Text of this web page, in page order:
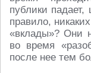
публики падает,
правило,
«вклады»? Они
во время
после нее тем